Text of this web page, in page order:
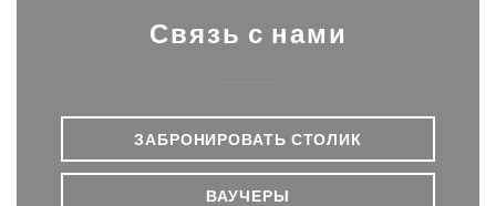
Связь с нами
ЗАБРОНИРОВАТЬ СТОЛИК
ВАУЧЕРЫ